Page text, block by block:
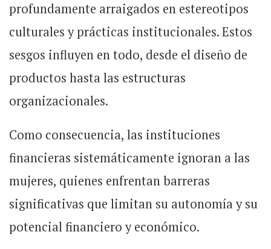
profundamente arraigados en estereotipos
culturales y prácticas institucionales. Estos
sesgos influyen en todo, desde el diseño de
productos hasta las estructuras
organizacionales.
Como consecuencia, las instituciones
financieras sistemáticamente ignoran a las
mujeres, quienes enfrentan barreras
significativas que limitan su autonomía y su
potencial financiero y económico.